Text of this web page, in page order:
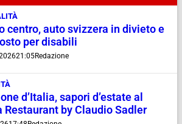
centro, auto svizzera in divieto e
per disabili
21:05Redazione
d’Italia, sapori d’estate al
Restaurant by Claudio Sadler